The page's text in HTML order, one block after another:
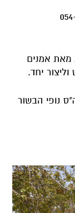
מאת אמנים
יחד.